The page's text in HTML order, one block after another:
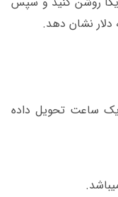
دلار نشان دهد.
زیر یک ساعت تحویل داده